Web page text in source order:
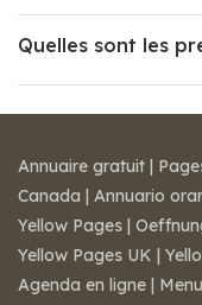
Quelles sont les
Annuaire gratuit |
Canada | Annuario
Yellow Pages |
Yellow Pages UK |
Agenda en ligne |